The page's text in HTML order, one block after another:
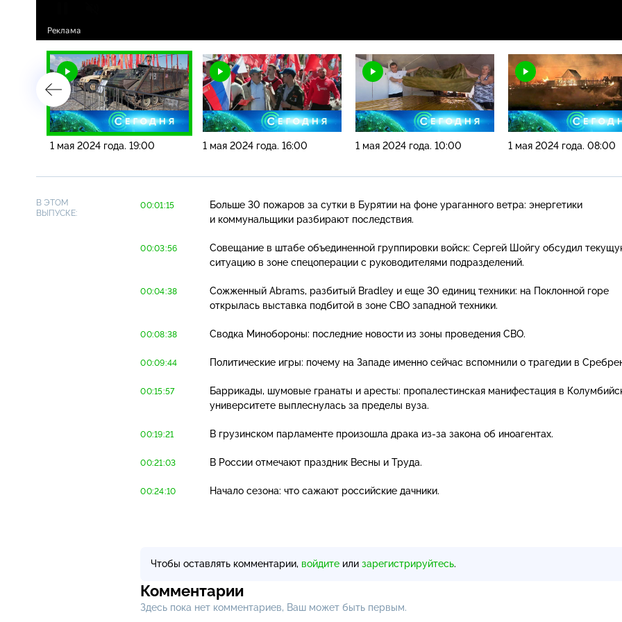
1 мая 2024 года. 19:00 1 мая 2024 года. 16:00 1 мая 2024 года. 10:00 1 мая 2024 года. 08:00
В ЭТОМ
ВЫПУСКЕ:
00:01:15
Больше 30 пожаров за сутки в Бурятии на фоне ураганного ветра: энергетики
и коммунальщики разбирают последствия.
00:03:56
Совещание в штабе объединенной группировки войск: Сергей Шойгу обсудил
ситуацию в зоне спецоперации с руководителями подразделений.
00:04:38
Сожженный Abrams, разбитый Bradley и еще 30 единиц техники: на Поклонной горе
открылась выставка подбитой в зоне СВО западной техники.
00:08:38 Сводка Минобороны: последние новости из зоны проведения СВО.
00:09:44 Политические игры: почему на Западе именно сейчас вспомнили о трагедии в
00:15:57
Баррикады, шумовые гранаты и аресты: пропалестинская манифестация в
университете выплеснулась за пределы вуза.
00:19:21 В грузинском парламенте произошла драка из-за закона об иноагентах.
00:21:03 В России отмечают праздник Весны и Труда.
00:24:10 Начало сезона: что сажают российские дачники.
Чтобы оставлять комментарии, войдите или зарегистрируйтесь.
Комментарии
Здесь пока нет комментариев, Ваш может быть первым.